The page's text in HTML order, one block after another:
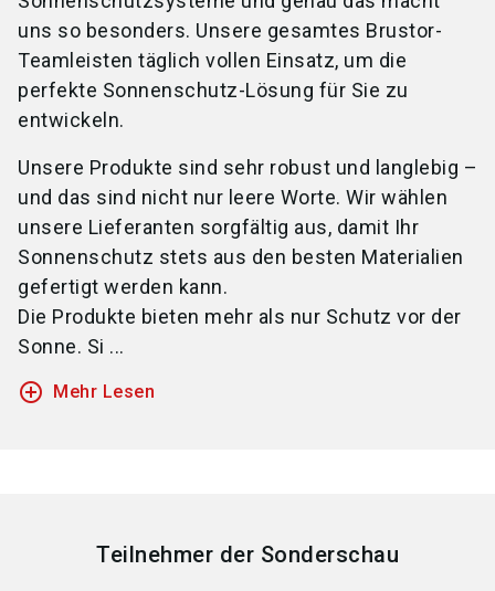
uns so besonders. Unsere gesamtes Brustor-
Team leisten täglich vollen Einsatz, um die
perfekte Sonnenschutz-Lösung für Sie zu
entwickeln.
Unsere Produkte sind sehr robust und langlebig –
und das sind nicht nur leere Worte. Wir wählen
unsere Lieferanten sorgfältig aus, damit Ihr
Sonnenschutz stets aus den besten Materialien
gefertigt werden kann.
Die Produkte bieten mehr als nur Schutz vor der
Sonne. Si ...
add_circle_outline Mehr Lesen
Teilnehmer der Sonderschau